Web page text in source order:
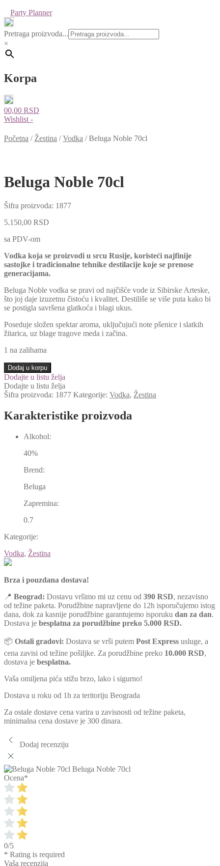
Party Planner
Pretraga proizvoda...
×
Korpa
00,00 RSD
Wishlist -
Početna / Žestina /Vodka /Beluga Noble 70cl
Beluga Noble 70cl
Šifra proizvoda: 1877
5.150,00 RSD
sa PDV-om
Vodka koja se proizvodi u srcu Rusije, koristeći najfinije
sastojke i tradicionalne tehnike destilacije koje se prenose
generacijama.
Beluga Noble vodka se pravi od najčišće vode iz Sibirske Arteske,
što joj daje izuzetnu čistoću i kvalitet. Destiliše se više puta kako bi
se postigla savršena glatkoća i blagi ukus.
Poseduje složen spektar aroma, uključujući note pšenice i slatkih
žitarica, uz blage tragove meda i začina.
1 na zalihama
Dodaj u korpu
Dodajte u listu želja
Dodajte u listu želja
Šifra proizvoda: 1877 Kategorije: Vodka, Žestina
Karakteristike proizvoda
Alkohol:
40%
Brend:
Beluga
Zapremina:
0.7
Kategorije:
Vodka, Žestina
Brza i pouzdana dostava!
📍 Beograd: Dostavu vršimo mi uz cenu od 390 RSD, nezavisno
od težine paketa. Porudžbine napravljene do 12h isporučujemo istog
dana, dok za kasnije porudžbine garantujemo isporuku dan za dan.
Dostava je besplatna za porudžbine preko 5.000 RSD.
📦 Ostali gradovi: Dostava se vrši putem Post Express usluge, a
cena zavisi od težine pošiljke. Za porudžbine preko 10.000 RSD,
dostava je besplatna.
Vaša omiljena pića stižu brzo, lako i sigurno!
Dostava u roku od 1h za teritoriju Beograda
Za ostale dostave cena varira u zavisnosti od težine paketa,
minimalna cena dostave je 300 dinara.
Dodaj recenziju
Beluga Noble 70cl
Ocena*
0/5
* Rating is required
Vaša recenzija